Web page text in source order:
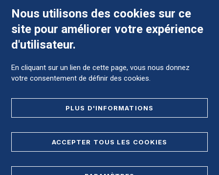
Comment préparer mon hospitalisation ?
Nous utilisons des cookies sur ce
site pour améliorer votre expérience
d'utilisateur.
En cliquant sur un lien de cette page, vous nous donnez
votre consentement de définir des cookies.
PLUS D'INFORMATIONS
ACCEPTER TOUS LES COOKIES